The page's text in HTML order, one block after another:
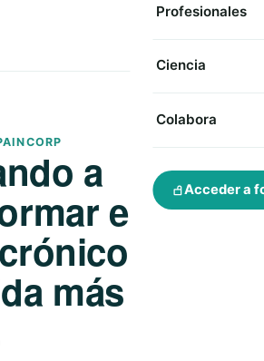
Profesionales
Ciencia
Colabora
Acceder a
a
el
en
más